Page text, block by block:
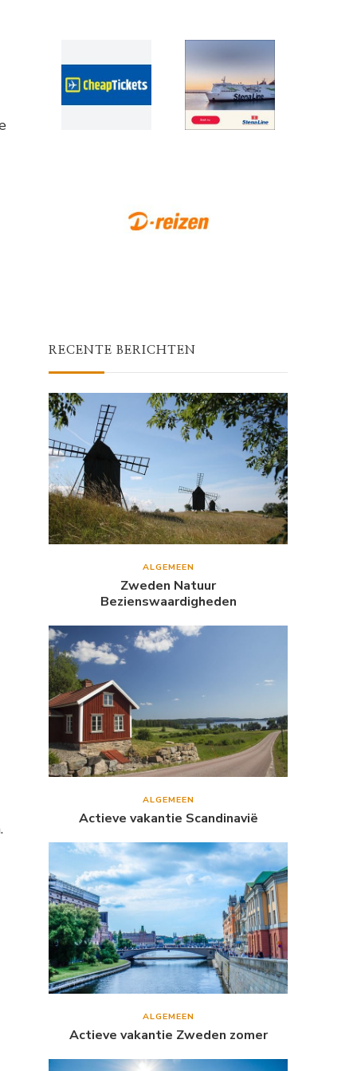
RECENTE BERICHTEN
ALGEMEEN
Zweden Natuur
Bezienswaardigheden
ALGEMEEN
Actieve vakantie Scandinavië
ALGEMEEN
Actieve vakantie Zweden zomer